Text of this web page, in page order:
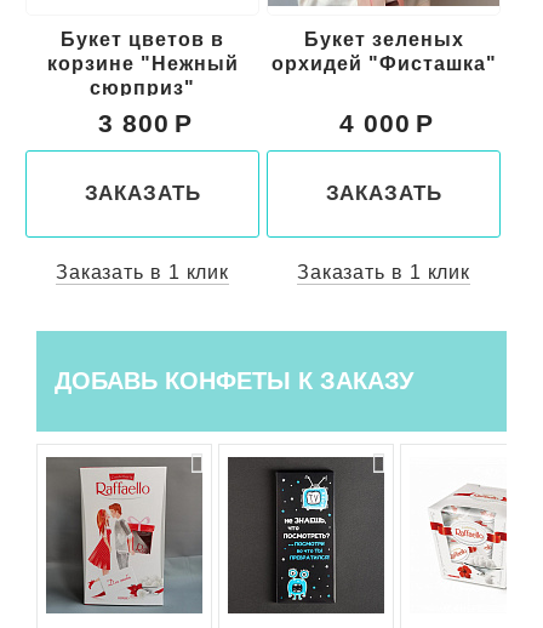
Букет цветов в
корзине "Нежный
сюрприз"
3 800
ЗАКАЗАТЬ
Заказать в 1 клик
Букет зеленых
орхидей "Фисташка"
4 000
ЗАКАЗАТЬ
Заказать в 1 клик
ДОБАВЬ КОНФЕТЫ К ЗАКАЗУ